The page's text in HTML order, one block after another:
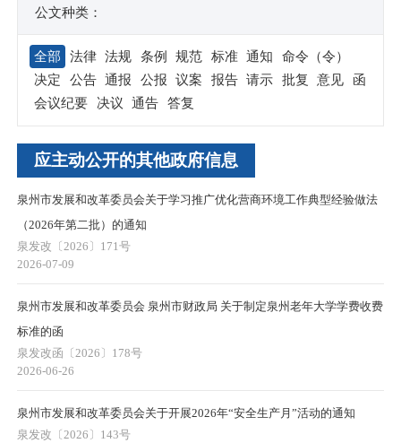
公文种类：
全部 法律 法规 条例 规范 标准 通知
命令（令）
决定
公告 通报 公报 议案 报告 请示 批复 意见
函
会议纪要 决议 通告 答复
应主动公开的其他政府信息
泉州市发展和改革委员会关于学习推广优化营商环境工作典型经验做法
（2026年第二批）的通知
泉发改〔2026〕171号
2026-07-09
泉州市发展和改革委员会 泉州市财政局 关于制定泉州老年大学学费收费
标准的函
泉发改函〔2026〕178号
2026-06-26
泉州市发展和改革委员会关于开展2026年“安全生产月”活动的通知
泉发改〔2026〕143号